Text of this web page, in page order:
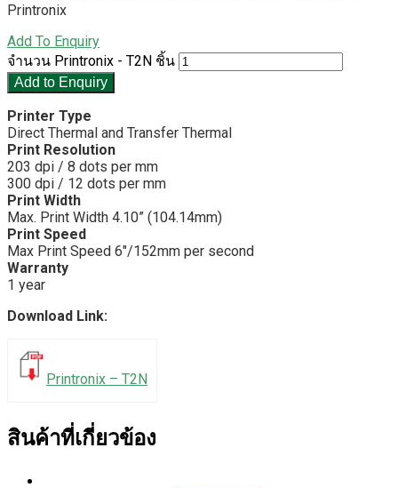
Printronix
Add To Enquiry
จำนวน Printronix - T2N ชิ้น
Add to Enquiry
Printer Type
Direct Thermal and Transfer Thermal
Print Resolution
203 dpi / 8 dots per mm
300 dpi / 12 dots per mm
Print Width
Max. Print Width 4.10” (104.14mm)
Print Speed
Max Print Speed 6″/152mm per second
Warranty
1 year
Download Link:
Printronix – T2N
สินค้าที่เกี่ยวข้อง